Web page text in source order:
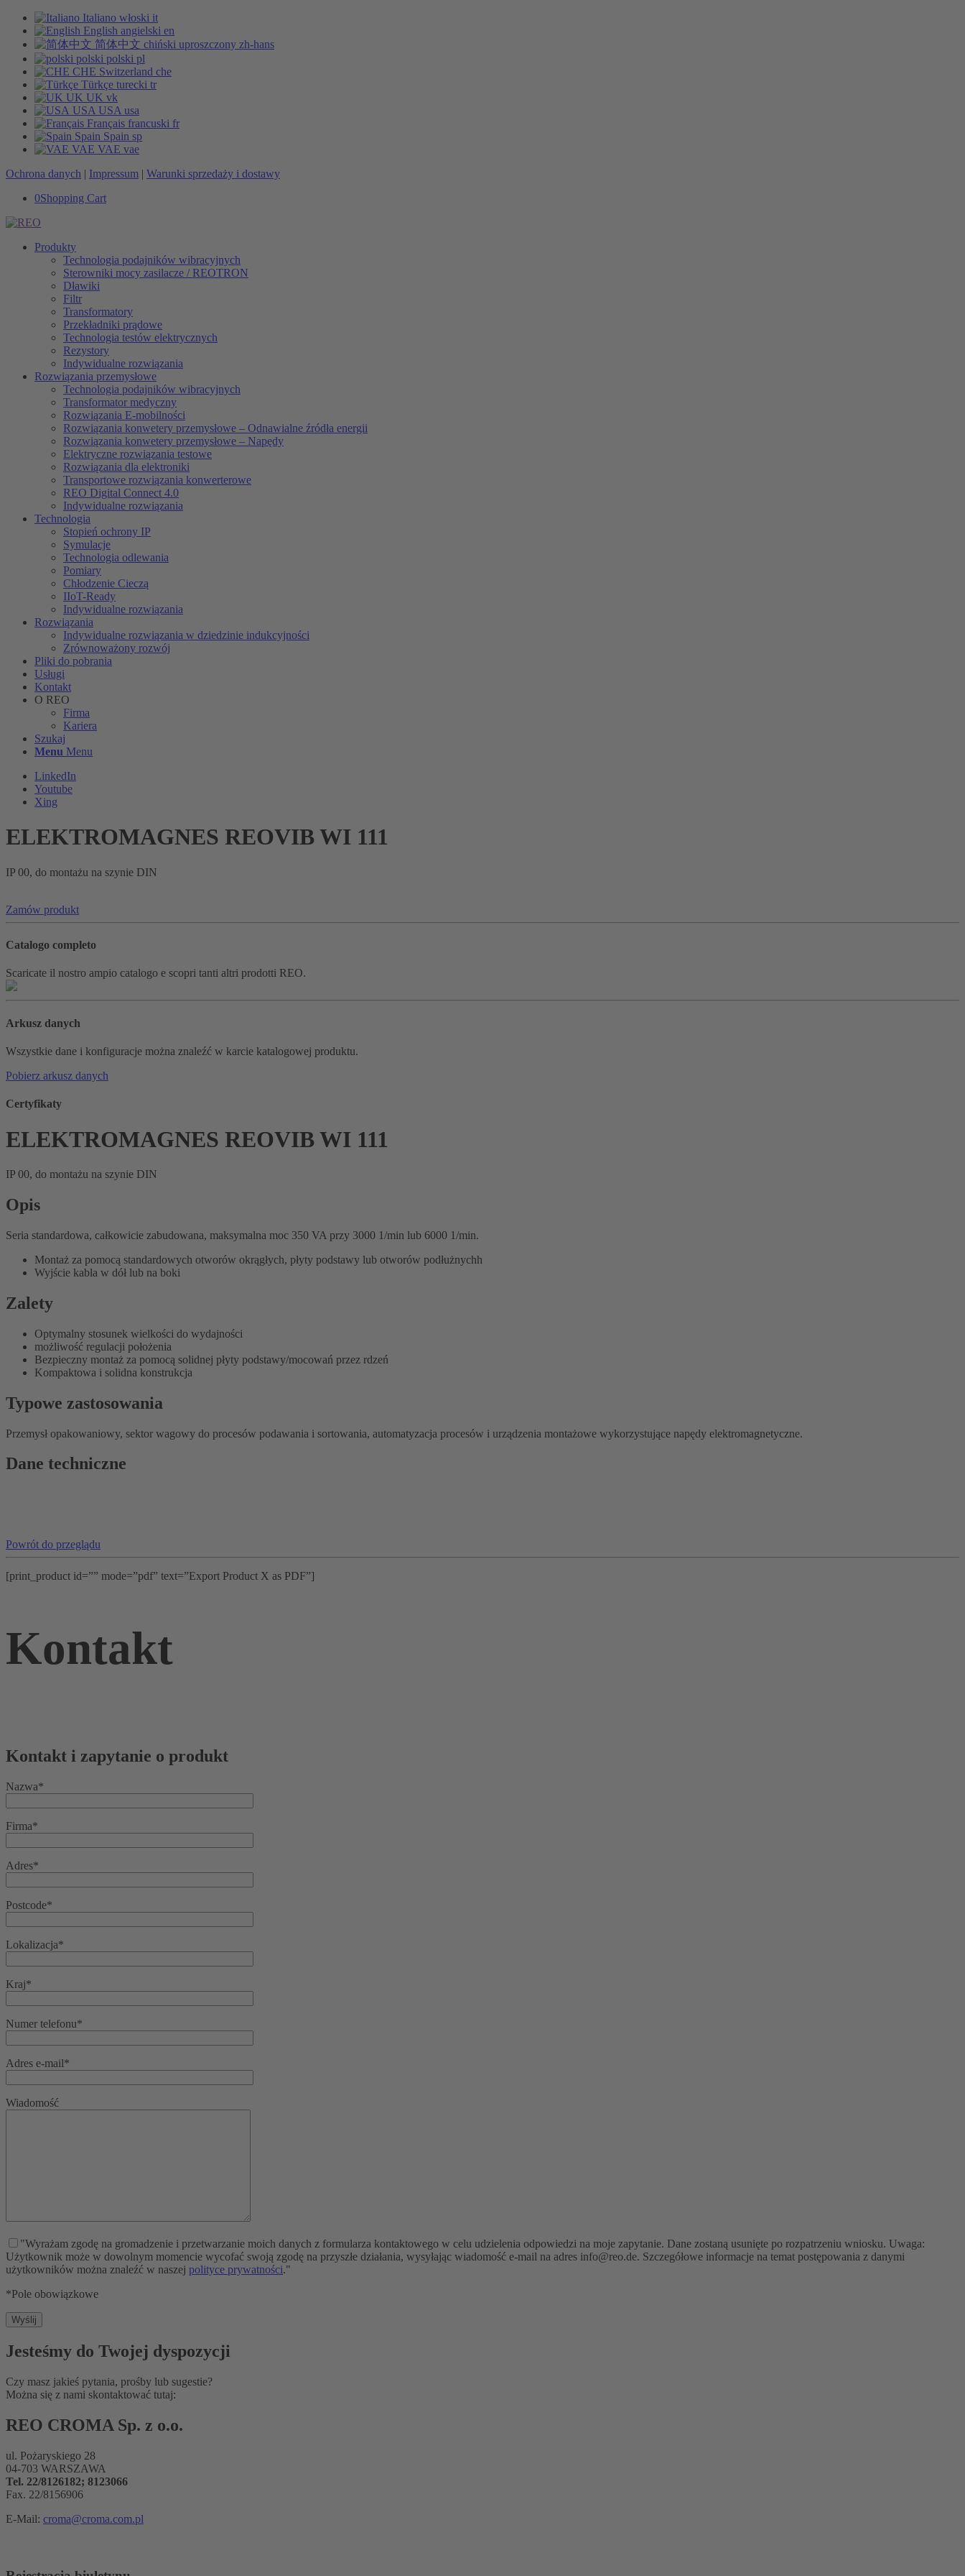
Italiano włoski it
English angielski en
简体中文 chiński uproszczony zh-hans
polski polski pl
CHE Switzerland che
Türkçe turecki tr
UK UK vk
USA USA usa
Français francuski fr
Spain Spain sp
VAE VAE vae
Ochrona danych | Impressum | Warunki sprzedaży i dostawy
0Shopping Cart
Produkty
Technologia podajników wibracyjnych
Sterowniki mocy zasilacze / REOTRON
Dławiki
Filtr
Transformatory
Przekładniki prądowe
Technologia testów elektrycznych
Rezystory
Indywidualne rozwiązania
Rozwiązania przemysłowe
Technologia podajników wibracyjnych
Transformator medyczny
Rozwiązania E-mobilności
Rozwiązania konwetery przemysłowe – Odnawialne źródła energii
Rozwiązania konwetery przemysłowe – Napędy
Elektryczne rozwiązania testowe
Rozwiązania dla elektroniki
Transportowe rozwiązania konwerterowe
REO Digital Connect 4.0
Indywidualne rozwiązania
Technologia
Stopień ochrony IP
Symulacje
Technologia odlewania
Pomiary
Chłodzenie Cieczą
IIoT-Ready
Indywidualne rozwiązania
Rozwiązania
Indywidualne rozwiązania w dziedzinie indukcyjności
Zrównoważony rozwój
Pliki do pobrania
Usługi
Kontakt
O REO
Firma
Kariera
Szukaj
Menu Menu
LinkedIn
Youtube
Xing
ELEKTROMAGNES REOVIB WI 111
IP 00, do montażu na szynie DIN
Zamów produkt
Catalogo completo
Scaricate il nostro ampio catalogo e scopri tanti altri prodotti REO.
Arkusz danych
Wszystkie dane i konfiguracje można znaleźć w karcie katalogowej produktu.
Pobierz arkusz danych
Certyfikaty
ELEKTROMAGNES REOVIB WI 111
IP 00, do montażu na szynie DIN
Opis
Seria standardowa, całkowicie zabudowana, maksymalna moc 350 VA przy 3000 1/min lub 6000 1/min.
Montaż za pomocą standardowych otworów okrągłych, płyty podstawy lub otworów podłużnychh
Wyjście kabla w dół lub na boki
Zalety
Optymalny stosunek wielkości do wydajności
możliwość regulacji położenia
Bezpieczny montaż za pomocą solidnej płyty podstawy/mocowań przez rdzeń
Kompaktowa i solidna konstrukcja
Typowe zastosowania
Przemysł opakowaniowy, sektor wagowy do procesów podawania i sortowania, automatyzacja procesów i urządzenia montażowe wykorzystujące napędy elektromagnetyczne.
Dane techniczne
Powrót do przeglądu
[print_product id=”” mode=”pdf” text=”Export Product X as PDF”]
Kontakt
Kontakt i zapytanie o produkt
Nazwa*
Firma*
Adres*
Postcode*
Lokalizacja*
Kraj*
Numer telefonu*
Adres e-mail*
Wiadomość
"Wyrażam zgodę na gromadzenie i przetwarzanie moich danych z formularza kontaktowego w celu udzielenia odpowiedzi na moje zapytanie. Dane zostaną usunięte po rozpatrzeniu wniosku. Uwaga:
Użytkownik może w dowolnym momencie wycofać swoją zgodę na przyszłe działania, wysyłając wiadomość e-mail na adres info@reo.de. Szczegółowe informacje na temat postępowania z danymi
użytkowników można znaleźć w naszej polityce prywatności."
*Pole obowiązkowe
Jesteśmy do Twojej dyspozycji
Czy masz jakieś pytania, prośby lub sugestie?
Można się z nami skontaktować tutaj:
REO CROMA Sp. z o.o.
ul. Pożaryskiego 28
04-703 WARSZAWA
Tel. 22/8126182; 8123066
Fax. 22/8156906
E-Mail: croma@croma.com.pl